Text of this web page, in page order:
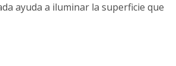
ayuda a iluminar la superficie que